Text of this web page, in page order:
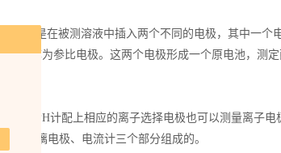
原理是在被测溶液中插入两个不同的电极，其中一个
，称为参比电极。这两个电极形成一个原电池，测
域；PH计配上相应的离子选择电极也可以测量离子电
、玻璃电极、电流计三个部分组成的。